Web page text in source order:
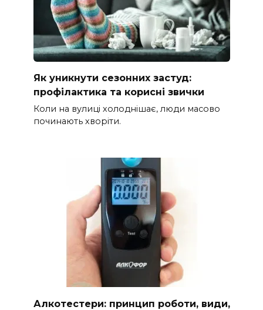
Як уникнути сезонних застуд:
профілактика та корисні звички
Коли на вулиці холоднішає, люди масово
починають хворіти.
Алкотестери: принцип роботи, види,